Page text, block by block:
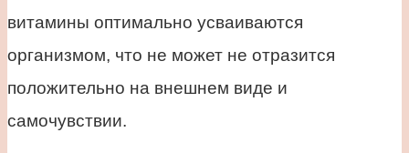
витамины оптимально усваиваются
организмом, что не может не отразится
положительно на внешнем виде и
самочувствии.